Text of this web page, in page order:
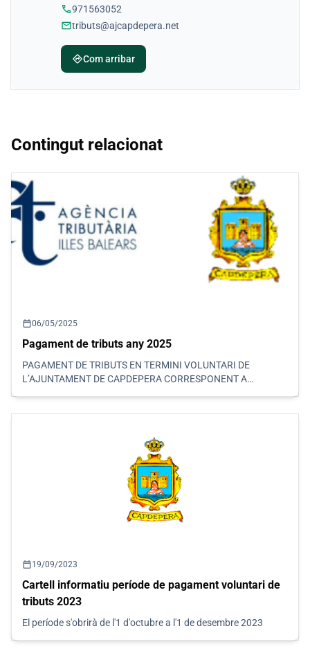
phone971563052
mailtributs@ajcapdepera.net
directionsCom arribar
Contingut relacionat
calendar_today06/05/2025
Pagament de tributs any 2025
PAGAMENT DE TRIBUTS EN TERMINI VOLUNTARI DE
L’AJUNTAMENT DE CAPDEPERA CORRESPONENT A
calendar_today19/09/2023
Cartell informatiu període de pagament voluntari de
tributs 2023
El període s'obrirà de l'1 d'octubre a l'1 de desembre 2023